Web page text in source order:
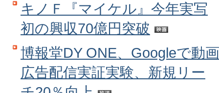
キノＦ『マイケル』今年実写
初の興収70億円突破
博報堂DY ONE、Googleで動画
広告配信実証実験、新規リー